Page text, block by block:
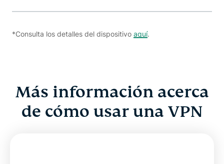
*Consulta los detalles del dispositivo aquí.
Más información acerca
de cómo usar una VPN